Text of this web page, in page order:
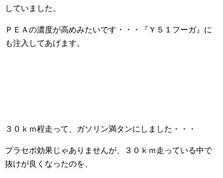
していました。
ＰＥＡの濃度が高めみたいです・・・『Ｙ５１フーガ』に
も注入してあげます。
３０ｋｍ程走って、ガソリン満タンにしました・・・
プラセボ効果じゃありませんが、３０ｋｍ走っている中で
抜けが良くなったのを、